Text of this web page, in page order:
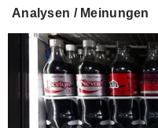
Analysen / Meinungen